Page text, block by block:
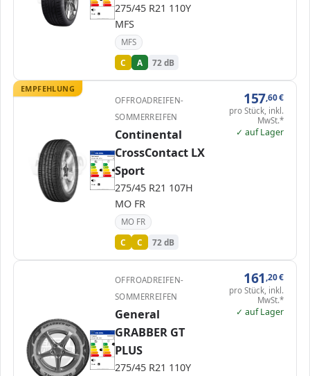
72 dB B
275/45 R21 110Y
MFS
MFS
C A 72 dB
EMPFEHLUNG
ENERG
Continental
0354319000
275/45 R21 107H
C1
C C C C
72 dB B
OFFROADREIFEN-
SOMMERREIFEN
Continental
CrossContact LX
Sport
275/45 R21 107H
MO FR
MO FR
C C 72 dB
157,60€
pro Stück, inkl.
MwSt.*
✓ auf Lager
ENERG
General
0449063000
275/45 R21 110Y
C1
C C C
73 dB B
OFFROADREIFEN-
SOMMERREIFEN
General
GRABBER GT
PLUS
275/45 R21 110Y
161,20€
pro Stück, inkl.
MwSt.*
✓ auf Lager